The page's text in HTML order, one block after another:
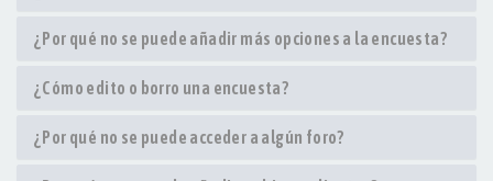
¿Por qué no se puede añadir más opciones a la encuesta?
¿Cómo edito o borro una encuesta?
¿Por qué no se puede acceder a algún foro?